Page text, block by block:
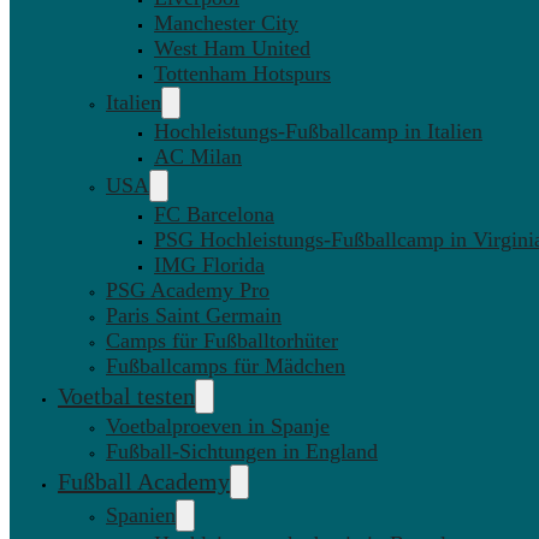
Manchester City
West Ham United
Tottenham Hotspurs
Italien
Hochleistungs-Fußballcamp in Italien
AC Milan
USA
FC Barcelona
PSG Hochleistungs-Fußballcamp in
IMG Florida
PSG Academy Pro
Paris Saint Germain
Camps für Fußballtorhüter
Fußballcamps für Mädchen
Voetbal testen
Voetbalproeven in Spanje
Fußball-Sichtungen in England
Fußball Academy
Spanien